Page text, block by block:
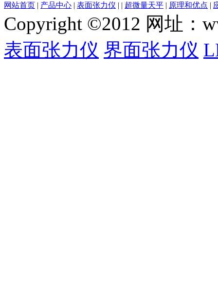
网站首页 | 产品中心 | 表面张力仪 | | 超微量天平 | 原理和优点 |
Copyright ©2012 网址：
表面张力仪 界面张力仪